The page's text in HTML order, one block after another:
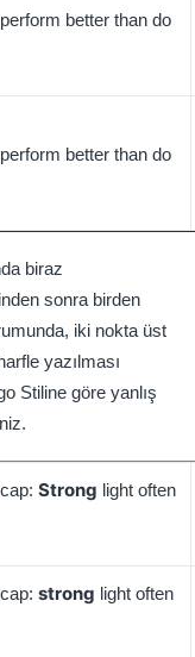
better than do
better than do
biraz
sonra birden
iki nokta üst
yazılması
Stiline göre yanlış
Strong light often
strong light often